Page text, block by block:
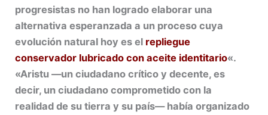
progresistas no han logrado elaborar una
alternativa esperanzada a un proceso cuya
evolución natural hoy es el repliegue
conservador lubricado con aceite identitario«.
«Aristu —un ciudadano crítico y decente, es
decir, un ciudadano comprometido con la
realidad de su tierra y su país— había organizado